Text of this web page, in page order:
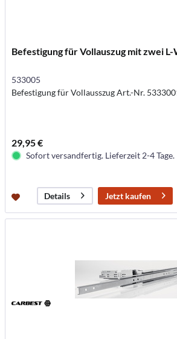
Befestigung für Vollauszug mit zwei
533005
Befestigung für Vollausszug Art.-Nr.
29,95 €
Sofort versandfertig. Lieferzeit 2-4 Tage.
Details Jetzt kaufen